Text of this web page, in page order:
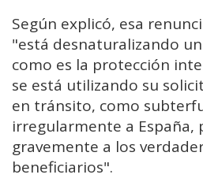
Según explicó, esa
"está desnaturalizando
como es la protección
se está utilizando su
en tránsito, como
irregularmente a España,
gravemente a los
beneficiarios".